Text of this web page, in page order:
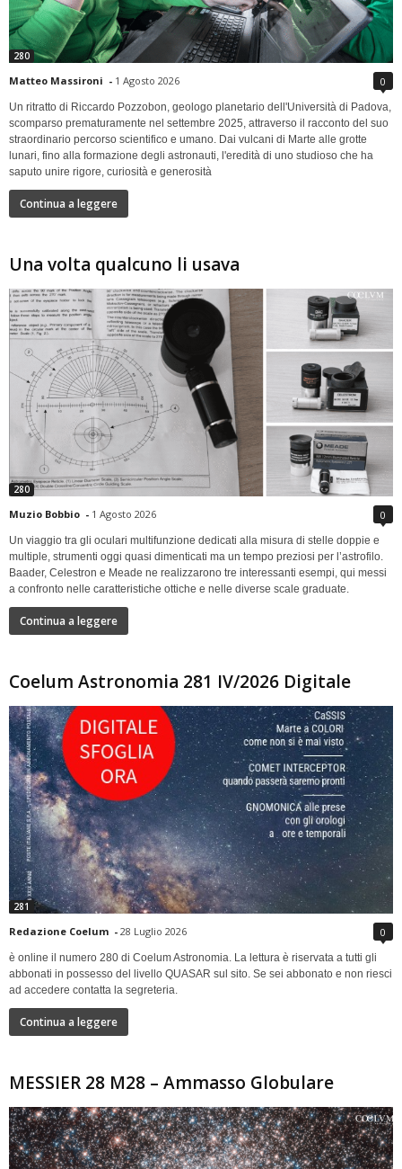
280
Matteo Massironi - 1 Agosto 2026 0
Un ritratto di Riccardo Pozzobon, geologo planetario dell'Università di Padova,
scomparso prematuramente nel settembre 2025, attraverso il racconto del suo
straordinario percorso scientifico e umano. Dai vulcani di Marte alle grotte
lunari, fino alla formazione degli astronauti, l'eredità di uno studioso che ha
saputo unire rigore, curiosità e generosità
Continua a leggere
Una volta qualcuno li usava
280
Muzio Bobbio - 1 Agosto 2026 0
Un viaggio tra gli oculari multifunzione dedicati alla misura di stelle doppie e
multiple, strumenti oggi quasi dimenticati ma un tempo preziosi per l’astrofilo.
Baader, Celestron e Meade ne realizzarono tre interessanti esempi, qui messi
a confronto nelle caratteristiche ottiche e nelle diverse scale graduate.
Continua a leggere
Coelum Astronomia 281 IV/2026 Digitale
281
Redazione Coelum - 28 Luglio 2026 0
è online il numero 280 di Coelum Astronomia. La lettura è riservata a tutti gli
abbonati in possesso del livello QUASAR sul sito. Se sei abbonato e non riesci
ad accedere contatta la segreteria.
Continua a leggere
MESSIER 28 M28 – Ammasso Globulare